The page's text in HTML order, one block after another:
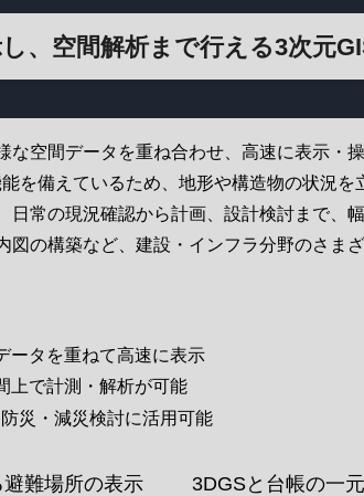
、空間解析まで行える3次元
空間データを重ね合わせ、高速に表示・
を備えているため、地形や構造物の状況を
常の現況確認から計画、設計検討まで、
の構築など、建設・インフラ分野のさま
ータを重ねて高速に表示
上で計測・解析が可能
災・減災検討に活用可能
難場所の表示 3DGSと台帳の一